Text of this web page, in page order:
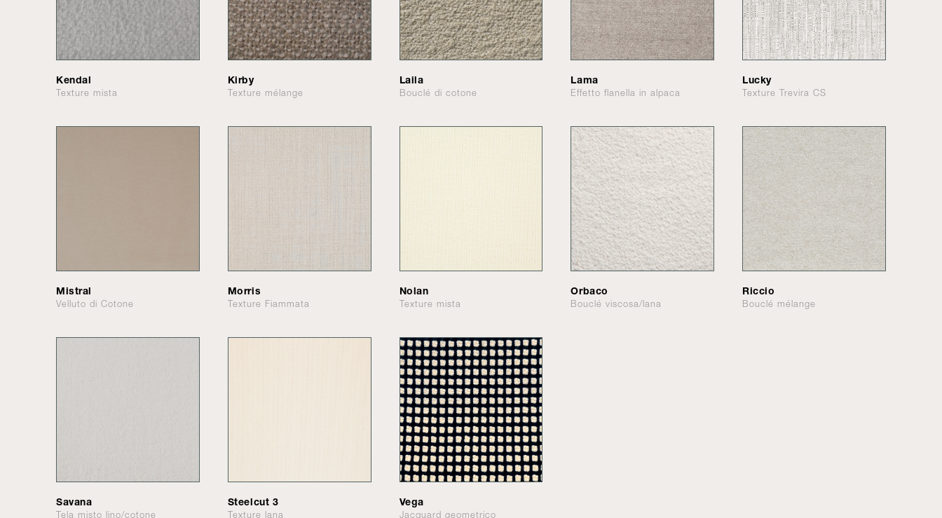
Kendal
Texture mista
Kirby
Texture mélange
Laila
Bouclé di cotone
Lama
Effetto flanella in alpaca
Lucky
Texture Trevira CS
Mistral
Velluto di Cotone
Morris
Texture Fiammata
Nolan
Texture mista
Orbaco
Bouclé viscosa/lana
Riccio
Bouclé mélange
Savana
Tela misto lino/cotone
Steelcut 3
Texture lana
Vega
Jacquard geometrico